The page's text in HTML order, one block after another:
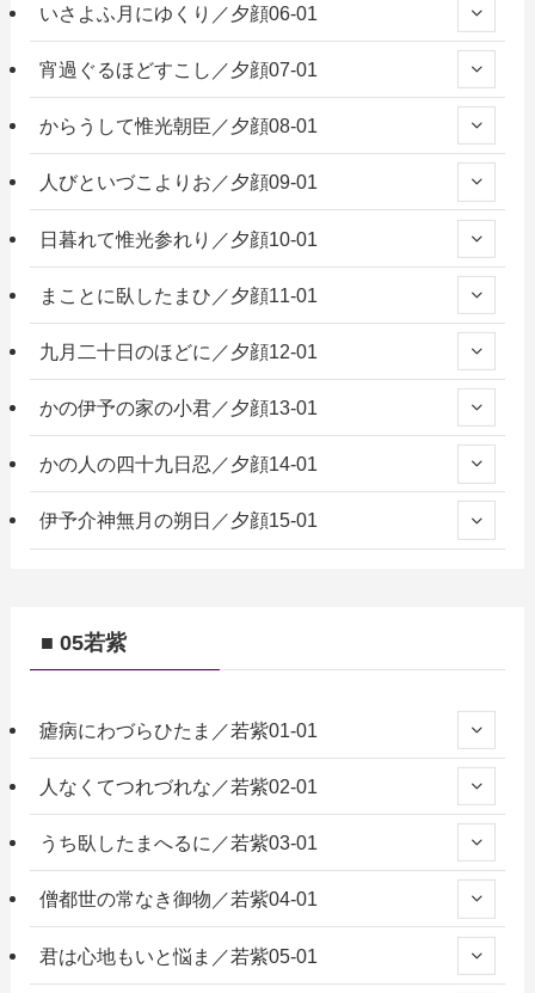
いさよふ月にゆくり／夕顔06-01
宵過ぐるほどすこし／夕顔07-01
からうして惟光朝臣／夕顔08-01
人びといづこよりお／夕顔09-01
日暮れて惟光参れり／夕顔10-01
まことに臥したまひ／夕顔11-01
九月二十日のほどに／夕顔12-01
かの伊予の家の小君／夕顔13-01
かの人の四十九日忍／夕顔14-01
伊予介神無月の朔日／夕顔15-01
■ 05若紫
瘧病にわづらひたま／若紫01-01
人なくてつれづれな／若紫02-01
うち臥したまへるに／若紫03-01
僧都世の常なき御物／若紫04-01
君は心地もいと悩ま／若紫05-01